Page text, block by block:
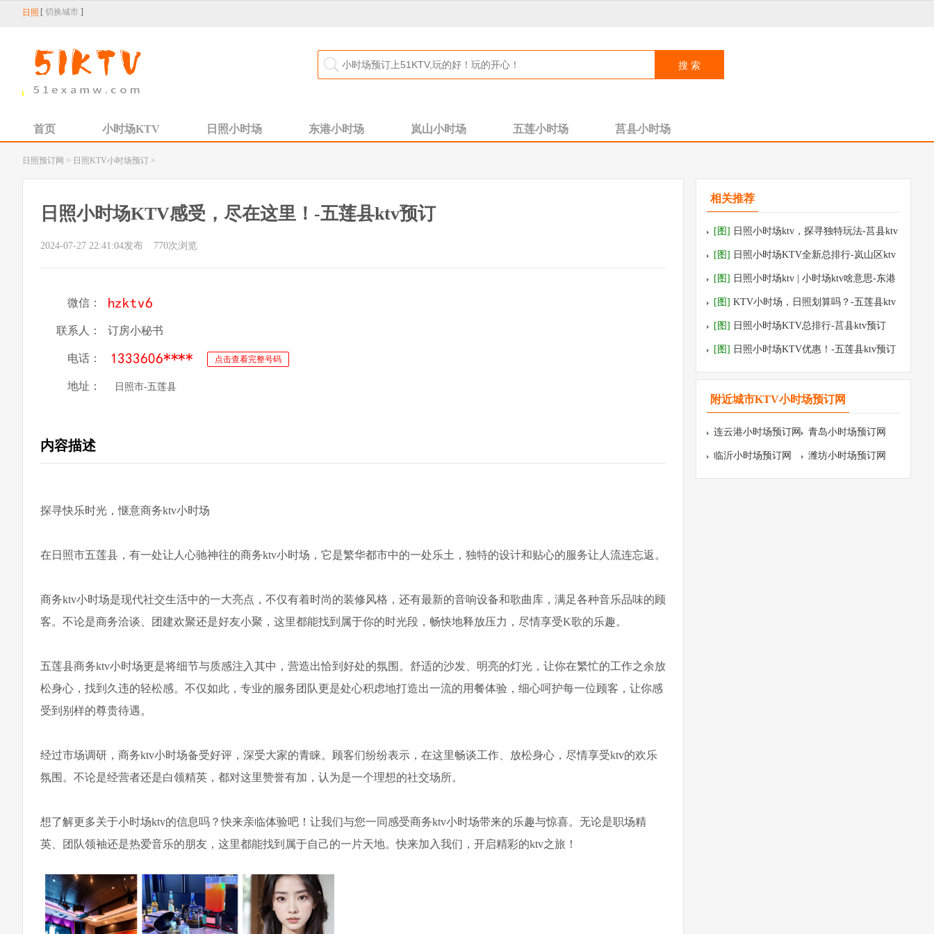
日照 [ 切换城市 ]
首页 小时场KTV 日照小时场 东港小时场 岚山小时场 五莲小时场 莒县小时场
日照预订网 > 日照KTV小时场预订 >
日照小时场KTV感受，尽在这里！-五莲县ktv预订
2024-07-27 22:41:04发布 770次浏览
微信：
联系人： 订房小秘书
电话： 点击查看完整号码
地址： 日照市-五莲县
内容描述
探寻快乐时光，惬意商务ktv小时场
在日照市五莲县，有一处让人心驰神往的商务ktv小时场，它是繁华都市中的一处乐土，独特的设计和贴心的服务让人流连忘返。
商务ktv小时场是现代社交生活中的一大亮点，不仅有着时尚的装修风格，还有最新的音响设备和歌曲库，满足各种音乐品味的顾
客。不论是商务洽谈、团建欢聚还是好友小聚，这里都能找到属于你的时光段，畅快地释放压力，尽情享受K歌的乐趣。
五莲县商务ktv小时场更是将细节与质感注入其中，营造出恰到好处的氛围。舒适的沙发、明亮的灯光，让你在繁忙的工作之余放
松身心，找到久违的轻松感。不仅如此，专业的服务团队更是处心积虑地打造出一流的用餐体验，细心呵护每一位顾客，让你感
受到别样的尊贵待遇。
经过市场调研，商务ktv小时场备受好评，深受大家的青睐。顾客们纷纷表示，在这里畅谈工作、放松身心，尽情享受ktv的欢乐
氛围。不论是经营者还是白领精英，都对这里赞誉有加，认为是一个理想的社交场所。
想了解更多关于小时场ktv的信息吗？快来亲临体验吧！让我们与您一同感受商务ktv小时场带来的乐趣与惊喜。无论是职场精
英、团队领袖还是热爱音乐的朋友，这里都能找到属于自己的一片天地。快来加入我们，开启精彩的ktv之旅！
相关推荐
[图] 日照小时场ktv，探寻独特玩法-莒县ktv
预订
[图] 日照小时场KTV全新总排行-岚山区ktv
预订
[图] 日照小时场ktv | 小时场ktv啥意思-东港
区ktv预订
[图] KTV小时场，日照划算吗？-五莲县ktv
预订
[图] 日照小时场KTV总排行-莒县ktv预订
[图] 日照小时场KTV优惠！-五莲县ktv预订
附近城市KTV小时场预订网
连云港小时场预订网 青岛小时场预订网
临沂小时场预订网 潍坊小时场预订网